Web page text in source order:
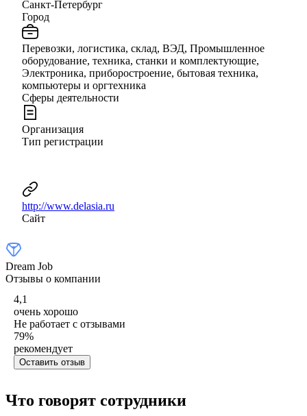
Санкт-Петербург
Город
Перевозки, логистика, склад, ВЭД, Промышленное
оборудование, техника, станки и комплектующие,
Электроника, приборостроение, бытовая техника,
компьютеры и оргтехника
Сферы деятельности
Организация
Тип регистрации
http://www.delasia.ru
Сайт
Dream Job
Отзывы о компании
4,1
очень хорошо
Не работает с отзывами
79%
рекомендует
Оставить отзыв
Что говорят сотрудники